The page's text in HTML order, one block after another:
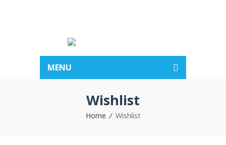
MENU
Wishlist
Home Wishlist